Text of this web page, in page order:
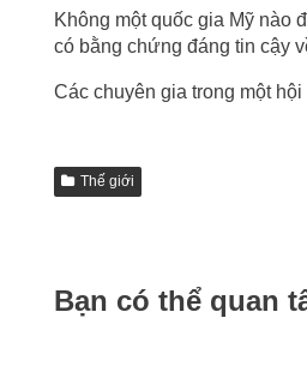
Không một quốc gia Mỹ nào
có bằng chứng đáng tin cậy
Các chuyên gia trong một
Thế giới
Bạn có thể quan